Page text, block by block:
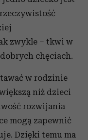
zwykle – tkwi w
chęciach.
w rodzinie
niż dzieci
rozwijania
mogą zapewnić
Dzięki temu ma